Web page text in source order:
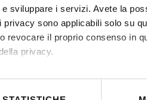
sviluppare i servizi. Avete la
sono applicabili solo su
revocare il proprio consenso in
privacy.
di qualche metro,